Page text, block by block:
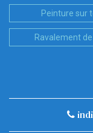
Peinture sur
Ravalement